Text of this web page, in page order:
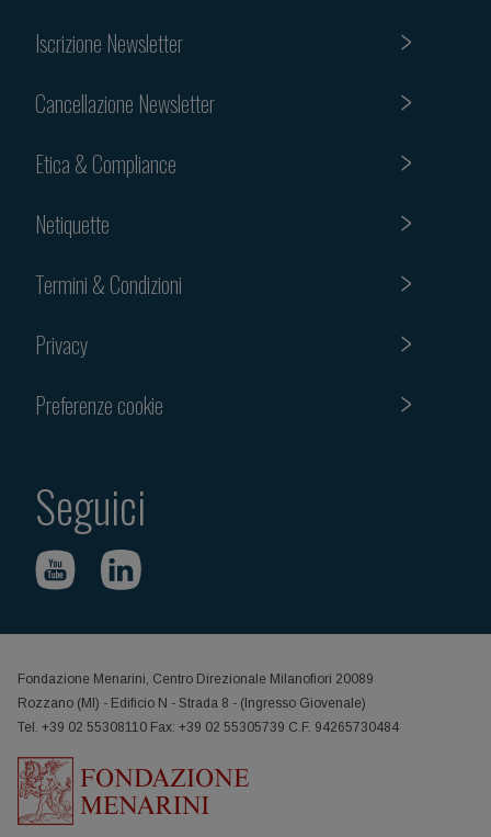
Iscrizione Newsletter
Cancellazione Newsletter
Etica & Compliance
Netiquette
Termini & Condizioni
Privacy
Preferenze cookie
Seguici
Fondazione Menarini, Centro Direzionale Milanofiori 20089
Rozzano (MI) - Edificio N - Strada 8 - (Ingresso Giovenale)
Tel. +39 02 55308110 Fax: +39 02 55305739 C.F. 94265730484